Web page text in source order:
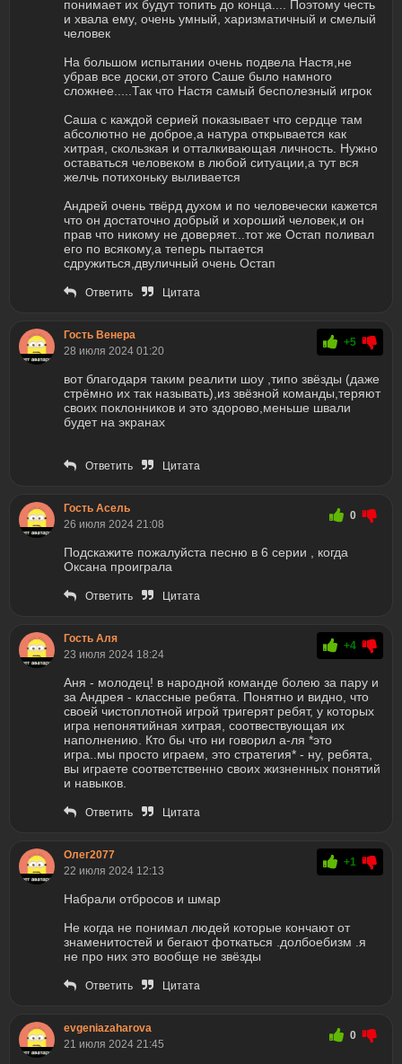
понимает их будут топить до конца.... Поэтому честь
и хвала ему, очень умный, харизматичный и смелый
человек
На большом испытании очень подвела Настя,не
убрав все доски,от этого Саше было намного
сложнее.....Так что Настя самый бесполезный игрок
Саша с каждой серией показывает что сердце там
абсолютно не доброе,а натура открывается как
хитрая, скользкая и отталкивающая личность. Нужно
оставаться человеком в любой ситуации,а тут вся
желчь потихоньку выливается
Андрей очень твёрд духом и по человечески кажется
что он достаточно добрый и хороший человек,и он
прав что никому не доверяет...тот же Остап поливал
его по всякому,а теперь пытается
сдружиться,двуличный очень Остап
Ответить Цитата
Гость Венера
28 июля 2024 01:20
+5
вот благодаря таким реалити шоу ,типо звёзды (даже
стрёмно их так называть),из звёзной команды,теряют
своих поклонников и это здорово,меньше швали
будет на экранах
Ответить Цитата
Гость Асель
26 июля 2024 21:08
0
Подскажите пожалуйста песню в 6 серии , когда
Оксана проиграла
Ответить Цитата
Гость Аля
23 июля 2024 18:24
+4
Аня - молодец! в народной команде болею за пару и
за Андрея - классные ребята. Понятно и видно, что
своей чистоплотной игрой тригерят ребят, у которых
игра непонятийная хитрая, соотвествующая их
наполнению. Кто бы что ни говорил а-ля *это
игра..мы просто играем, это стратегия* - ну, ребята,
вы играете соответственно своих жизненных понятий
и навыков.
Ответить Цитата
Олег2077
22 июля 2024 12:13
+1
Набрали отбросов и шмар
Не когда не понимал людей которые кончают от
знаменитостей и бегают фоткаться .долбоебизм .я
не про них это вообще не звёзды
Ответить Цитата
evgeniazaharova
21 июля 2024 21:45
0